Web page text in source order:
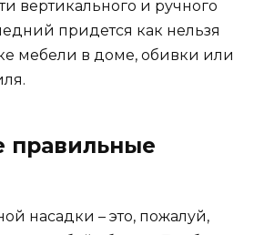
вертикального и ручного
придется как нельзя
мебели в доме, обивки или
правильные
насадки – это, пожалуй,